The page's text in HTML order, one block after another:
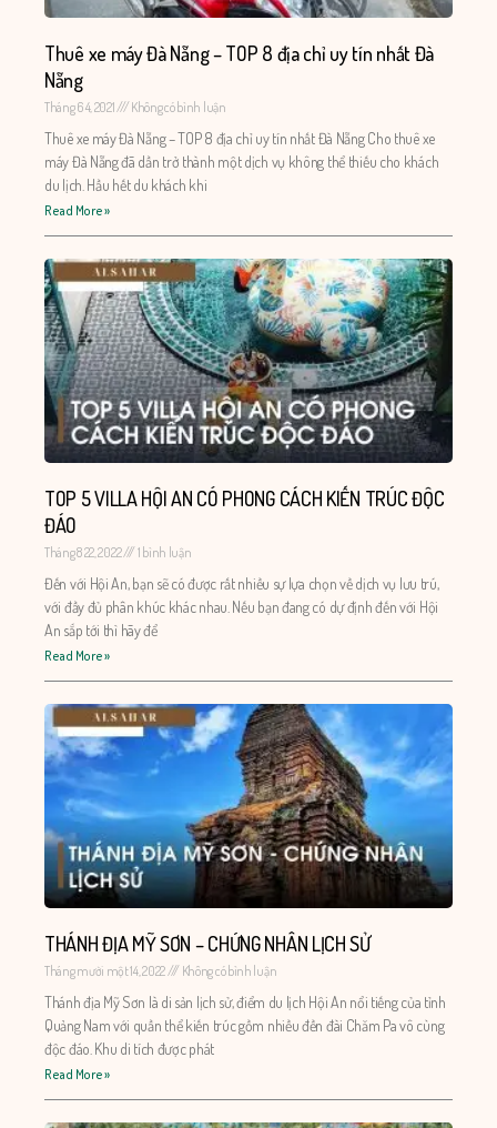
Thuê xe máy Đà Nẵng – TOP 8 địa chỉ uy tín nhất Đà
Nẵng
Tháng 6 4, 2021 Không có bình luận
Thuê xe máy Đà Nẵng – TOP 8 địa chỉ uy tín nhất Đà Nẵng Cho thuê xe
máy Đà Nẵng đã dần trở thành một dịch vụ không thể thiếu cho khách
du lịch. Hầu hết du khách khi
Read More »
TOP 5 VILLA HỘI AN CÓ PHONG CÁCH KIẾN TRÚC ĐỘC
ĐÁO
Tháng 8 22, 2022 1 bình luận
Đến với Hội An, bạn sẽ có được rất nhiều sự lựa chọn về dịch vụ lưu trú,
với đầy đủ phân khúc khác nhau. Nếu bạn đang có dự định đến với Hội
An sắp tới thì hãy để
Read More »
THÁNH ĐỊA MỸ SƠN – CHỨNG NHÂN LỊCH SỬ
Tháng mười một 14, 2022 Không có bình luận
Thánh địa Mỹ Sơn là di sản lịch sử, điểm du lịch Hội An nổi tiếng của tỉnh
Quảng Nam với quần thể kiến trúc gồm nhiều đền đài Chăm Pa vô cùng
độc đáo. Khu di tích được phát
Read More »